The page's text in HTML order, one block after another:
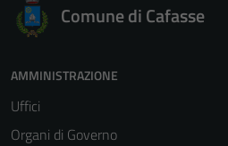
Comune di Cafasse
AMMINISTRAZIONE
Uffici
Organi di Governo